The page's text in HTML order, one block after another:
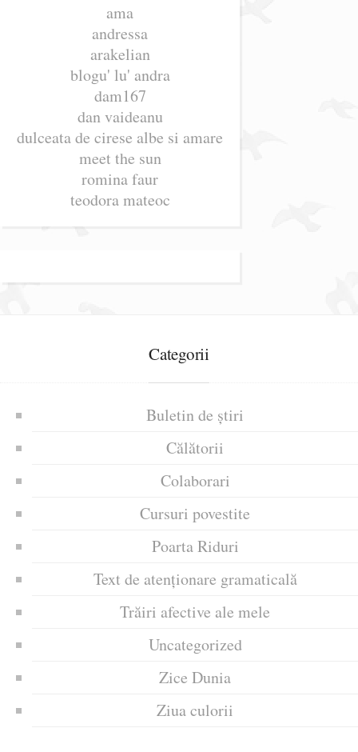
ama
andressa
arakelian
blogu' lu' andra
dam167
dan vaideanu
dulceata de cirese albe si amare
meet the sun
romina faur
teodora mateoc
Categorii
Buletin de știri
Călătorii
Colaborari
Cursuri povestite
Poarta Riduri
Text de atenționare gramaticală
Trăiri afective ale mele
Uncategorized
Zice Dunia
Ziua culorii